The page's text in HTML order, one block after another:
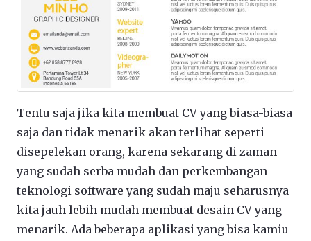
Tentu saja jika kita membuat CV yang biasa-biasa
saja dan tidak menarik akan terlihat seperti
disepelekan orang, karena sekarang di zaman
yang sudah serba mudah dan perkembangan
teknologi software yang sudah maju seharusnya
kita jauh lebih mudah membuat desain CV yang
menarik. Ada beberapa aplikasi yang bisa kamiu